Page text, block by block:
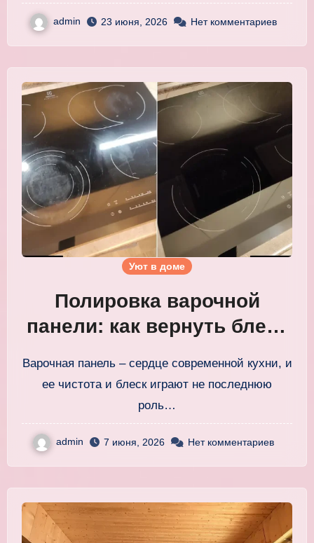
admin 23 июня, 2026 Нет комментариев
Уют в доме
Полировка варочной
панели: как вернуть блеск
Варочная панель – сердце современной кухни, и
ее чистота и блеск играют не последнюю
роль…
admin 7 июня, 2026 Нет комментариев